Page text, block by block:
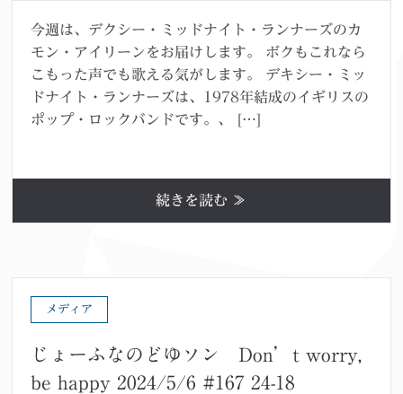
今週は、デクシー・ミッドナイト・ランナーズのカ
モン・アイリーンをお届けします。 ボクもこれなら
こもった声でも歌える気がします。 デキシー・ミッ
ドナイト・ランナーズは、1978年結成のイギリスの
ポップ・ロックバンドです。、 […]
続きを読む ≫
メディア
じょーふなのどゆソン Don’t worry,
be happy 2024/5/6 #167 24-18